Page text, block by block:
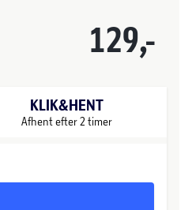
129,-
KLIK&HENT
Afhent efter 2 timer